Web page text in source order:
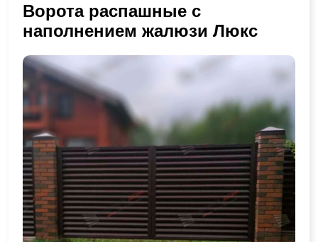
Ворота распашные с
наполнением жалюзи Люкс